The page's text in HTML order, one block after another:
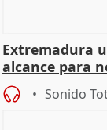
Extremadura
alcance para
Sonido